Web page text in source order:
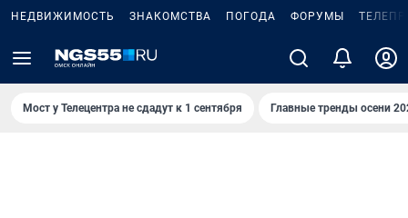
НЕДВИЖИМОСТЬ ЗНАКОМСТВА ПОГОДА ФОРУМЫ
Мост у Телецентра не сдадут к 1 сентября Главные тренды осени